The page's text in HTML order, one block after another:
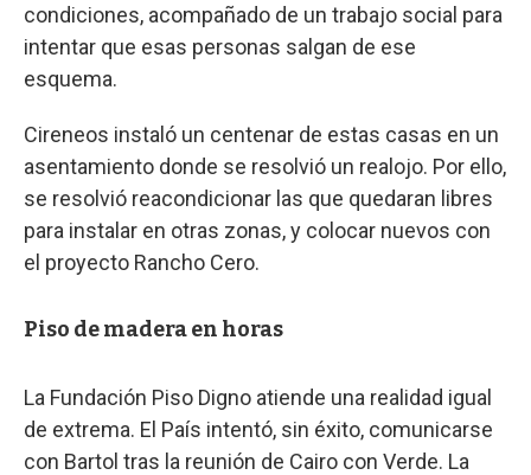
condiciones, acompañado de un trabajo social para
intentar que esas personas salgan de ese
esquema.
Cireneos instaló un centenar de estas casas en un
asentamiento donde se resolvió un realojo. Por ello,
se resolvió reacondicionar las que quedaran libres
para instalar en otras zonas, y colocar nuevos con
el proyecto Rancho Cero.
Piso de madera en horas
La Fundación Piso Digno atiende una realidad igual
de extrema. El País intentó, sin éxito, comunicarse
con Bartol tras la reunión de Cairo con Verde. La